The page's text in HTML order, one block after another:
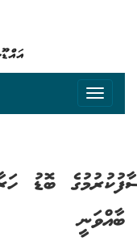
ސާފުކުރުމުގެ ބޮޑު
ބާއްވަނީ